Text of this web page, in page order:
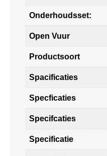
Onderhoudsset:
Open Vuur
Productsoort
Spacificaties
Specficaties
Specifcaties
Specificatie